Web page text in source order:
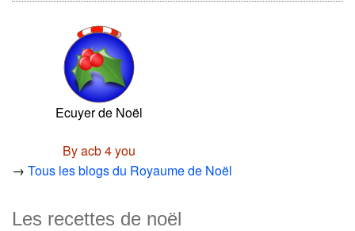
Ecuyer de Noël
By acb 4 you
→ Tous les blogs du Royaume de Noël
Les recettes de noël